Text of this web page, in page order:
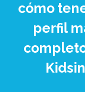
cómo
perfil
Kidsin